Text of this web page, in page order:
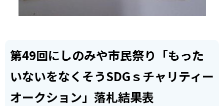
第49回にしのみや市民祭り「もった
いないをなくそうSDGｓチャリティー
オークション」落札結果表